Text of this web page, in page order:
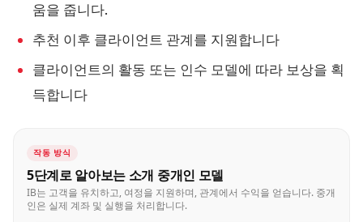
움을 줍니다.
추천 이후 클라이언트 관계를 지원합니다
클라이언트의 활동 또는 인수 모델에 따라 보상을 획
득합니다
작동 방식
5단계로 알아보는 소개 중개인 모델
IB는 고객을 유치하고, 여정을 지원하며, 관계에서 수익을 얻습니다. 중개
인은 실제 계좌 및 실행을 처리합니다.